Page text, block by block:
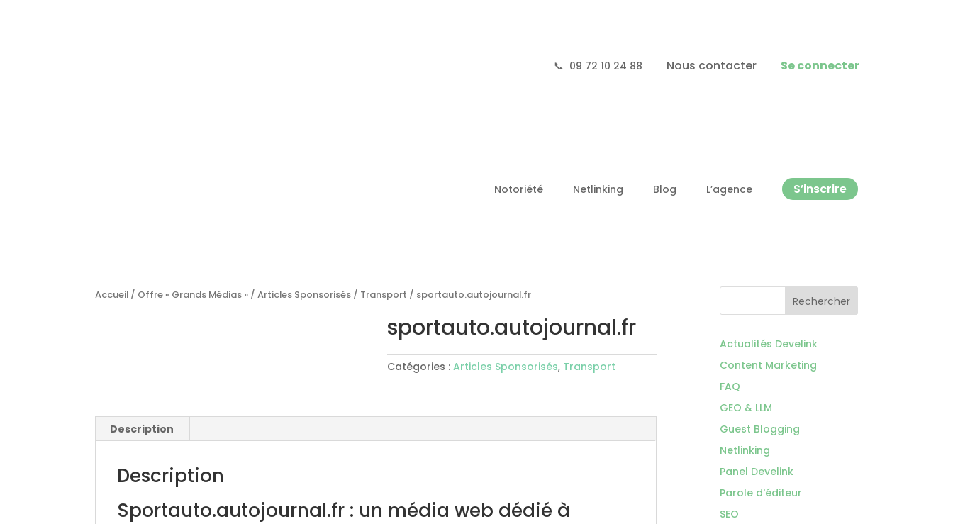
📞 09 72 10 24 88 Nous contacter Se connecter
Notoriété Netlinking Blog L’agence S’inscrire
Accueil / Offre « Grands Médias » /Articles Sponsorisés / Transport / sportauto.autojournal.fr
sportauto.autojournal.fr
Catégories :Articles Sponsorisés, Transport
Description
Description
Sportauto.autojournal.fr : un média web dédié à
Rechercher
Actualités Develink
Content Marketing
FAQ
GEO & LLM
Guest Blogging
Netlinking
Panel Develink
Parole d'éditeur
SEO